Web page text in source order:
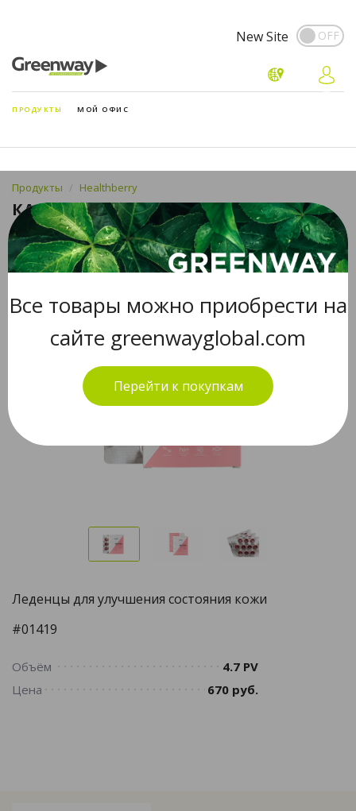
New Site
ПРОДУКТЫ МОЙ ОФИС
Все товары можно приобрести на
сайте greenwayglobal.com
Перейти к покупкам
Продукты Healthberry
КАРАМЕЛЬ ЛЕДЕНЦОВАЯ
HEALTHBERRY ECODROPS SKINCARE,
30 ШТ
Леденцы для улучшения состояния кожи
#01419
Объём
4.7 PV
Цена
670 руб.